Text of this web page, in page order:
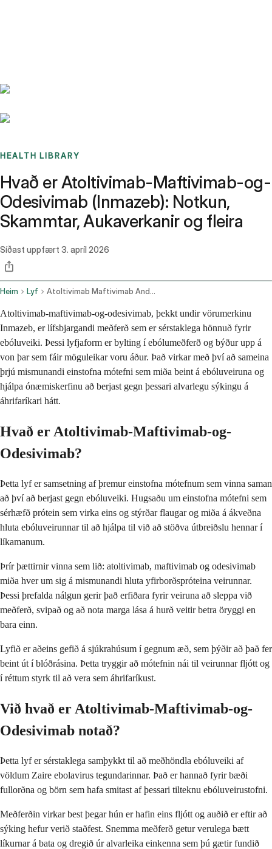
HEALTH LIBRARY
Hvað er Atoltivimab-Maftivimab-og-
Odesivimab (Inmazeb): Notkun,
Skammtar, Aukaverkanir og fleira
Síðast uppfært 3. apríl 2026
Heim Lyf Atoltivimab Maftivimab And Odesivimab Ebgn Intravenous Route
Atoltivimab-maftivimab-og-odesivimab, þekkt undir vörumerkinu
Inmazeb, er lífsbjargandi meðferð sem er sérstaklega hönnuð fyrir
ebóluveiki. Þessi lyfjaform er bylting í ebólumeðferð og býður upp á
von þar sem fáir möguleikar voru áður. Það virkar með því að sameina
þrjú mismunandi einstofna mótefni sem miða beint á ebóluveiruna og
hjálpa ónæmiskerfinu að berjast gegn þessari alvarlegu sýkingu á
áhrifaríkari hátt.
Hvað er Atoltivimab-Maftivimab-og-
Odesivimab?
Þetta lyf er samsetning af þremur einstofna mótefnum sem vinna saman
að því að berjast gegn ebóluveiki. Hugsaðu um einstofna mótefni sem
sérhæfð prótein sem virka eins og stýrðar flaugar og miða á ákveðna
hluta ebóluveirunnar til að hjálpa til við að stöðva útbreiðslu hennar í
líkamanum.
Þrír þættirnir vinna sem lið: atoltivimab, maftivimab og odesivimab
miða hver um sig á mismunandi hluta yfirborðspróteina veirunnar.
Þessi þrefalda nálgun gerir það erfiðara fyrir veiruna að sleppa við
meðferð, svipað og að nota marga lása á hurð veitir betra öryggi en
bara einn.
Lyfið er aðeins gefið á sjúkrahúsum í gegnum æð, sem þýðir að það fer
beint út í blóðrásina. Þetta tryggir að mótefnin nái til veirunnar fljótt og
í réttum styrk til að vera sem áhrifaríkust.
Við hvað er Atoltivimab-Maftivimab-og-
Odesivimab notað?
Þetta lyf er sérstaklega samþykkt til að meðhöndla ebóluveiki af
völdum Zaire ebolavirus tegundarinnar. Það er hannað fyrir bæði
fullorðna og börn sem hafa smitast af þessari tilteknu ebóluveirustofni.
Meðferðin virkar best þegar hún er hafin eins fljótt og auðið er eftir að
sýking hefur verið staðfest. Snemma meðferð getur verulega bætt
líkurnar á bata og dregið úr alvarleika einkenna sem þú gætir fundið